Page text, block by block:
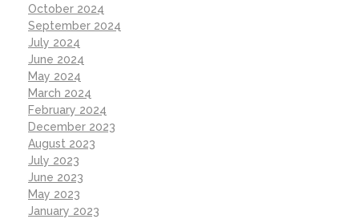
October 2024
September 2024
July 2024
June 2024
May 2024
March 2024
February 2024
December 2023
August 2023
July 2023
June 2023
May 2023
January 2023